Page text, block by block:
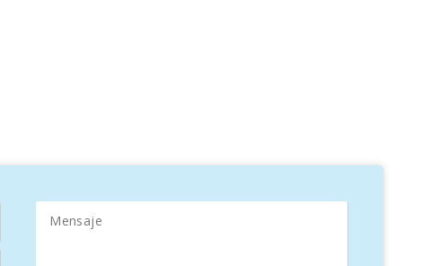
de Mallorca.